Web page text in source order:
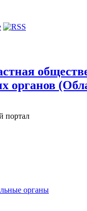
органов
портал
органы